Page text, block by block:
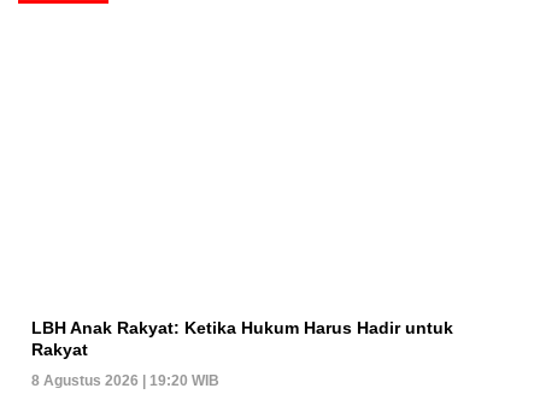
LBH Anak Rakyat: Ketika Hukum Harus Hadir untuk
Rakyat
8 Agustus 2026 | 19:20 WIB